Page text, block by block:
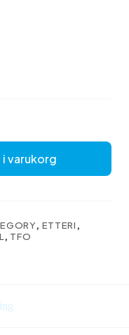
i varukorg
, ETTERI ,
, TFO